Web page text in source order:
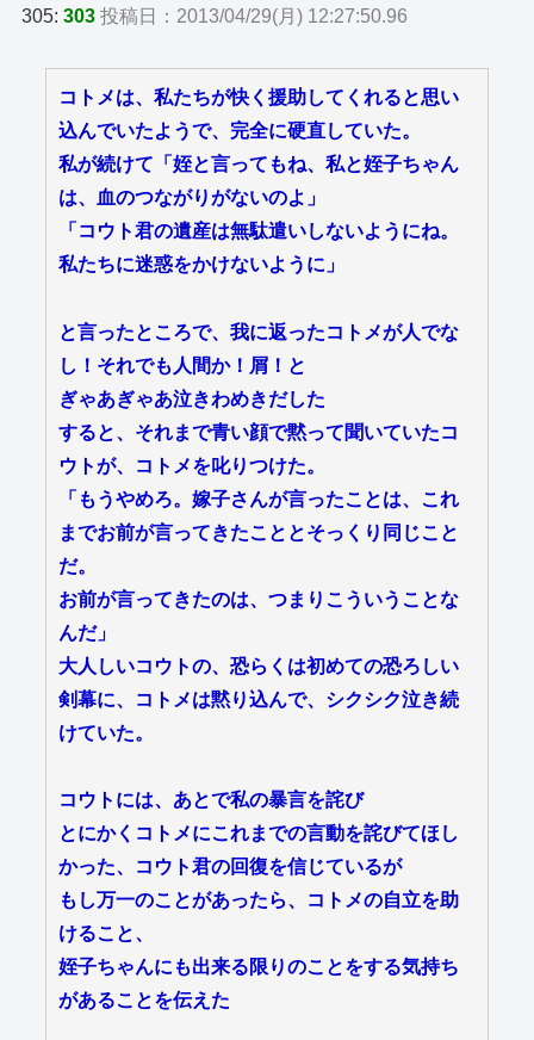
305:303 投稿日：2013/04/29(月) 12:27:50.96
コトメは、私たちが快く援助してくれると思い
込んでいたようで、完全に硬直していた。
私が続けて「姪と言ってもね、私と姪子ちゃん
は、血のつながりがないのよ」
「コウト君の遺産は無駄遣いしないようにね。
私たちに迷惑をかけないように」
と言ったところで、我に返ったコトメが人でな
し！それでも人間か！屑！と
ぎゃあぎゃあ泣きわめきだした
すると、それまで青い顔で黙って聞いていたコ
ウトが、コトメを叱りつけた。
「もうやめろ。嫁子さんが言ったことは、これ
までお前が言ってきたこととそっくり同じこと
だ。
お前が言ってきたのは、つまりこういうことな
んだ」
大人しいコウトの、恐らくは初めての恐ろしい
剣幕に、コトメは黙り込んで、シクシク泣き続
けていた。
コウトには、あとで私の暴言を詫び
とにかくコトメにこれまでの言動を詫びてほし
かった、コウト君の回復を信じているが
もし万一のことがあったら、コトメの自立を助
けること、
姪子ちゃんにも出来る限りのことをする気持ち
があることを伝えた